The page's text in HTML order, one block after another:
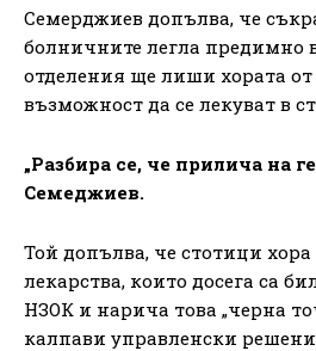
Семерджиев допълва, че
болничните легла предимно
отделения ще лиши хората
възможност да се лекуват в
„Разбира се, че прилича на
Семеджиев.
Той допълва, че стотици хора
лекарства, които досега са
НЗОК и нарича това „черна
калпави управленски